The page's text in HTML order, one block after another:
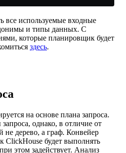
все используемые входные
и типы данных. С
которые планировщик будет
здесь.
на основе плана запроса.
однако, в отличие от
не дерево, а граф. Конвейер
ClickHouse будет выполнять
этом задействует. Анализ